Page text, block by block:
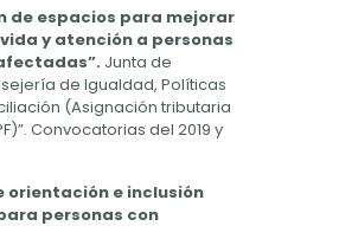
de espacios para mejorar
y atención a personas
Junta de
de Igualdad, Políticas
(Asignación tributaria
Convocatorias del 2019 y
orientación e inclusión
personas con